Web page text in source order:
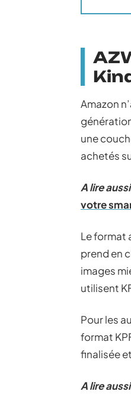
Amazon
une
achetés
A lire
votre
Le format
prend en
images
utilisent
Pour les
format
finalisée
A lire